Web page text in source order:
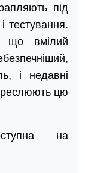
під
тестування.
що вмілий
і недавні
цю
на